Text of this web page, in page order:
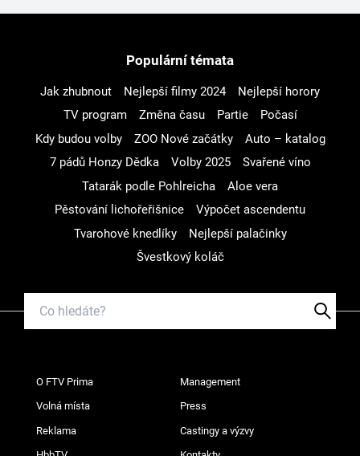
Populární témata
Jak zhubnout Nejlepší filmy 2024
Nejlepší horory
TV program
Změna času Partie
Počasí
Kdy budou volby
ZOO Nové začátky
Auto – katalog
7 pádů Honzy Dědka
Volby 2025
Svařené víno
Tatarák podle Pohlreicha
Aloe vera
Pěstování lichořeřišnice
Výpočet ascendentu
Tvarohové knedlíky
Nejlepší palačinky
Švestkový koláč
O FTV Prima Management
Volná místa Press
Reklama Castingy a výzvy